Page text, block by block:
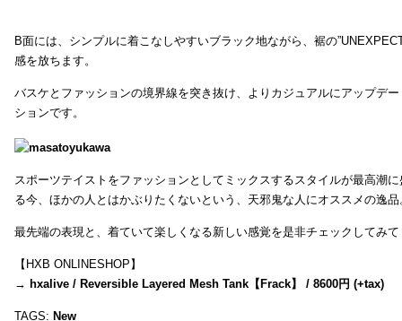
B面には、シンプルに着こなしやすいブラック地ながら、裾の
感を放ちます。
バスケとファッションの境界線を突き抜け、よりカジュアルにアップデ
ションです。
スポーツテイストをファッションとしてミックスするスタイルが最高潮
る今、ほかの人とはかぶりたくないという、天邪鬼な人にオススメの逸品
最先端の表現と、着ていて楽しくなる新しい感覚を是非チェックしてみ
【HXB ONLINESHOP】
→ hxalive / Reversible Layered Mesh Tank【Frack】 / 8600円 (+tax)
TAGS: New